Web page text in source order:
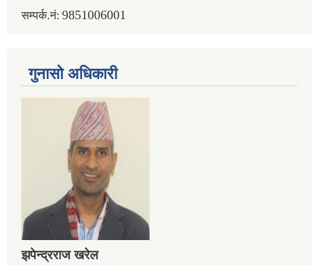
सम्पर्क.नं: 9851006001
गुनासो अधिकारी
झपेन्द्रराज खरेल